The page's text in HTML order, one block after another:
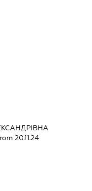
20.11.24